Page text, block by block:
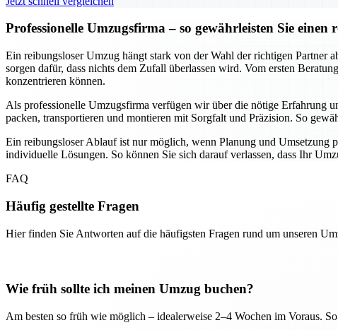
Professionelle Umzugsfirma – so gewährleisten Sie einen
Ein reibungsloser Umzug hängt stark von der Wahl der richtigen Partner
sorgen dafür, dass nichts dem Zufall überlassen wird. Vom ersten
konzentrieren können.
Als professionelle Umzugsfirma verfügen wir über die nötige Erfahrung
packen, transportieren und montieren mit Sorgfalt und Präzision. So
Ein reibungsloser Ablauf ist nur möglich, wenn Planung und Umsetzung
individuelle Lösungen. So können Sie sich darauf verlassen, dass Ihr
FAQ
Häufig gestellte Fragen
Hier finden Sie Antworten auf die häufigsten Fragen rund um unseren
Wie früh sollte ich meinen Umzug buchen?
Am besten so früh wie möglich – idealerweise 2–4 Wochen im Voraus.